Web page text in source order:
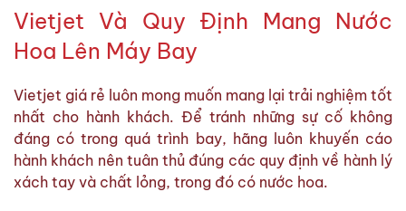
Vietjet Và Quy Định Mang Nước
Hoa Lên Máy Bay
Vietjet giá rẻ luôn mong muốn mang lại trải nghiệm tốt
nhất cho hành khách. Để tránh những sự cố không
đáng có trong quá trình bay, hãng luôn khuyến cáo
hành khách nên tuân thủ đúng các quy định về hành lý
xách tay và chất lỏng, trong đó có nước hoa.